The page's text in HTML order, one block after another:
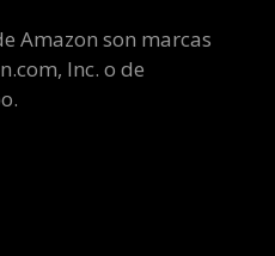
Amazon son marcas
Inc. o de